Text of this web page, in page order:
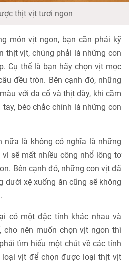
thịt vịt tươi ngon
món vịt ngon, bạn cần phải kỹ
thịt vịt, chúng phải là những con
Cụ thể là bạn hãy chọn vịt mọc
đều tròn. Bên cạnh đó, những
với da cổ và thịt dày, khi cầm
béo chắc chính là những con
nữa là không có nghĩa là những
sẽ mất nhiều công nhổ lông tơ
Bên cạnh đó, những con vịt đã
dưới xệ xuống ăn cũng sẽ không
có một đặc tính khác nhau và
nên muốn chọn vịt ngon thì
tìm hiểu một chút về các tính
vịt để chọn được loại thịt vịt